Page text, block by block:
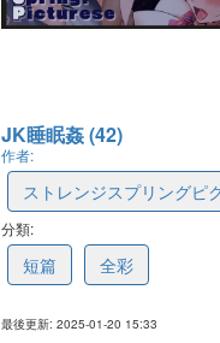
JK睡眠姦 (42)
作者:
ストレンジスプリングピ
分類:
短篇 全彩
最後更新: 2025-01-20 15:33